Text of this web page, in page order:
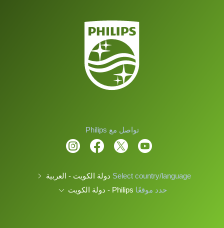
تواصل مع Philips
Select country/language دولة الكويت - العربية
حدد موقعًاPhilips - دولة الكويت